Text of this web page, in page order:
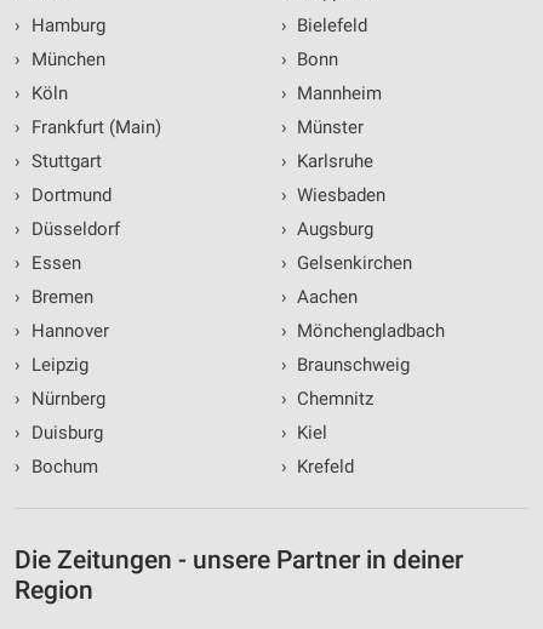
›
Hamburg
›
München
›
Köln
›
Frankfurt (Main)
› Stuttgart
›
Dortmund
›
Düsseldorf
›
Essen
›
Bremen
›
Hannover
›
Leipzig
›
Nürnberg
›
Duisburg
›
Bochum
› Bielefeld
› Bonn
› Mannheim
› Münster
› Karlsruhe
› Wiesbaden
› Augsburg
› Gelsenkirchen
› Aachen
› Mönchengladbach
› Braunschweig
› Chemnitz
› Kiel
› Krefeld
Die Zeitungen - unsere Partner in deiner
Region